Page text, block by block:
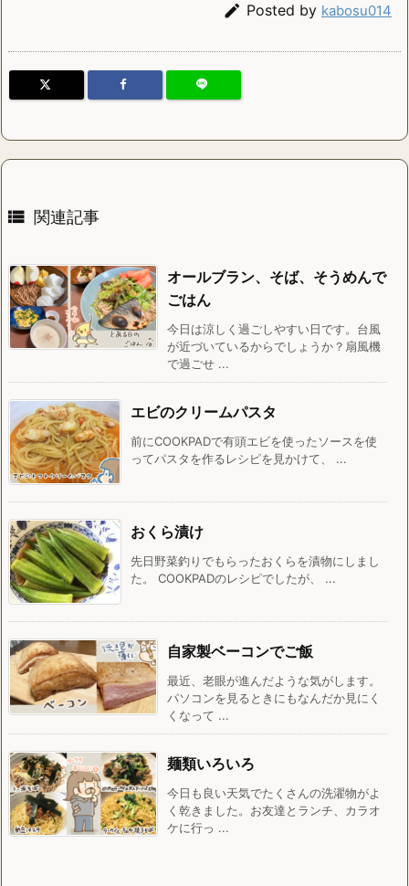
 Posted by kabosu014
 関連記事
オールブラン、そば、そうめんで
ごはん
今日は涼しく過ごしやすい日です。台風
が近づいているからでしょうか？扇風機
で過ごせ ...
エビのクリームパスタ
前にCOOKPADで有頭エビを使ったソースを使
ってパスタを作るレシピを見かけて、 ...
おくら漬け
先日野菜釣りでもらったおくらを漬物にしまし
た。 COOKPADのレシピでしたが、 ...
自家製ベーコンでご飯
最近、老眼が進んだような気がします。
パソコンを見るときにもなんだか見にく
くなって ...
麺類いろいろ
今日も良い天気でたくさんの洗濯物がよ
く乾きました。お友達とランチ、カラオ
ケに行っ ...